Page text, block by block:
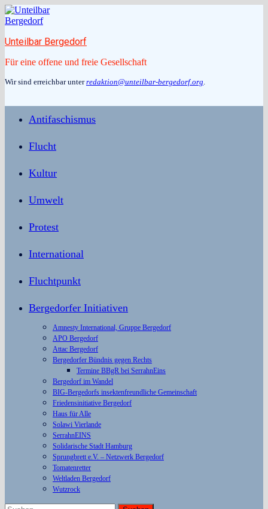
Zum
Inhalt
Unteilbar Bergedorf
Für eine offene und freie Gesellschaft
Wir sind erreichbar unterredaktion@unteilbar-bergedorf.org.
Antifaschismus
Flucht
Kultur
Umwelt
Protest
International
Fluchtpunkt
Bergedorfer Initiativen
Amnesty International, Gruppe Bergedorf
APO Bergedorf
Attac Bergedorf
Bergedorfer Bündnis gegen Rechts
Termine BBgR bei SerrahnEins
Bergedorf im Wandel
BIG-Bergedorfs insektenfreundliche Gemeinschaft
Friedensinitiative Bergedorf
Haus für Alle
Solawi Vierlande
SerrahnEINS
Solidarische Stadt Hamburg
Sprungbrett e.V. – Netzwerk Bergedorf
Tomatenretter
Weltladen Bergedorf
Wutzrock